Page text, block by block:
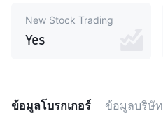
New Stock Trading
Yes
ข้อมูลโบรกเกอร์ ข้อมูลบริษัท